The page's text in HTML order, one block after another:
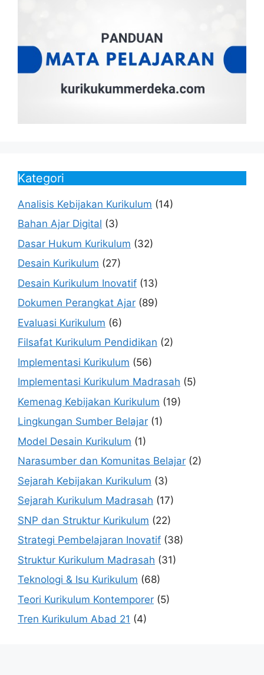
Kategori
Analisis Kebijakan Kurikulum (14)
Bahan Ajar Digital (3)
Dasar Hukum Kurikulum (32)
Desain Kurikulum (27)
Desain Kurikulum Inovatif (13)
Dokumen Perangkat Ajar (89)
Evaluasi Kurikulum (6)
Filsafat Kurikulum Pendidikan (2)
Implementasi Kurikulum (56)
Implementasi Kurikulum Madrasah (5)
Kemenag Kebijakan Kurikulum (19)
Lingkungan Sumber Belajar (1)
Model Desain Kurikulum (1)
Narasumber dan Komunitas Belajar (2)
Sejarah Kebijakan Kurikulum (3)
Sejarah Kurikulum Madrasah (17)
SNP dan Struktur Kurikulum (22)
Strategi Pembelajaran Inovatif (38)
Struktur Kurikulum Madrasah (31)
Teknologi & Isu Kurikulum (68)
Teori Kurikulum Kontemporer (5)
Tren Kurikulum Abad 21 (4)